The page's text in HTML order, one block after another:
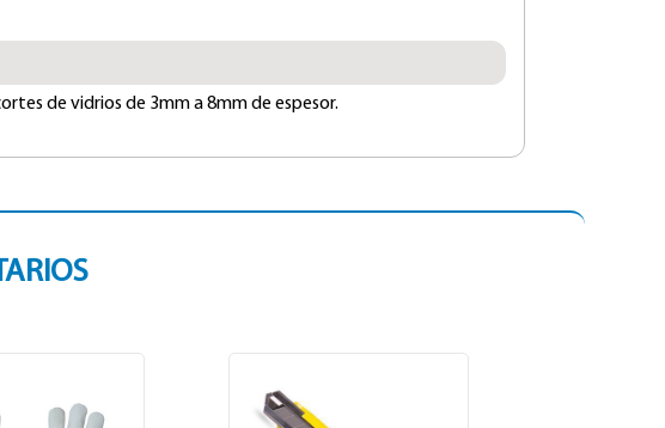
de vidrios de 3mm a 8mm de espesor.